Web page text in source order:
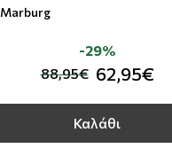
Marburg
88,95€ 62,95€
-29%
Καλάθι